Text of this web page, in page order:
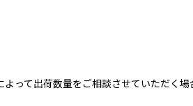
って出荷数量をご相談させていただく場